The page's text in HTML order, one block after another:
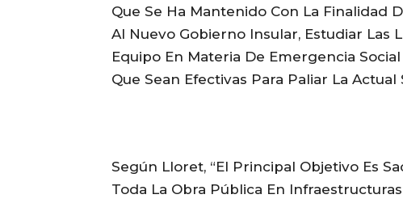
Que Se Ha Mantenido Con La Finalidad
Al Nuevo Gobierno Insular, Estudiar Las
Equipo En Materia De Emergencia
Que Sean Efectivas Para Paliar La Actual
Según Lloret, “el Principal Objetivo Es
Toda La Obra Pública En